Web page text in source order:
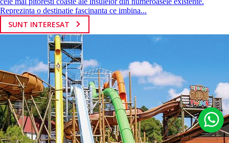
Reprezinta o destinatie fascinanta ce imbina...
SUNT INTERESAT